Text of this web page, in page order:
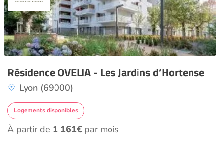
Résidence OVELIA - Les Jardins d’Hortense
Lyon (69000)
Logements disponibles
À partir de 1 161€ par mois